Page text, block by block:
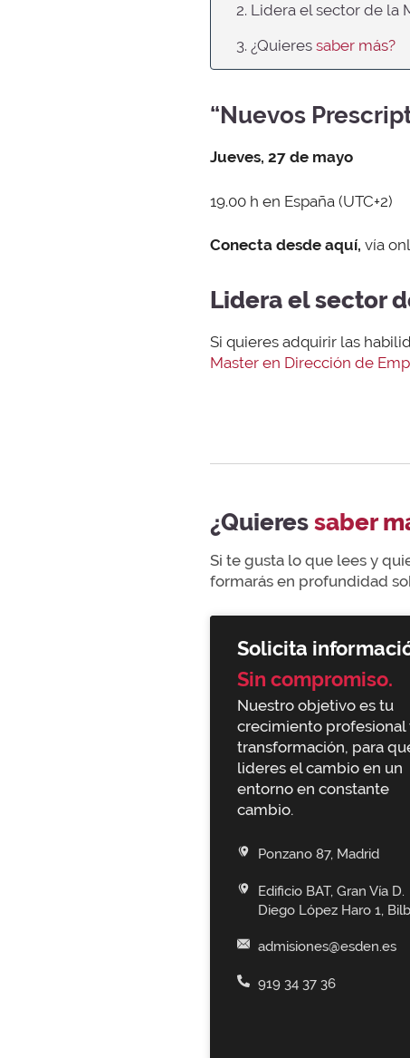
2. Lidera el sector de la
3. ¿Quieres saber más?
“Nuevos
Jueves, 27 de mayo
19.00 h en España (UTC+2)
Conecta desde aquí, vía
Lidera el sector
Si quieres adquirir las
Master en Dirección de
¿Quieressaber
Si te gusta lo que lees y
formarás en profundidad
Solicita
Sin compromiso.
Nuestro objetivo es tu
crecimiento profesional
transformación, para
lideres el cambio en un
entorno en constante
cambio.
Ponzano 87, Madrid
Edificio BAT, Gran Vía D.
Diego López Haro 1,
admisiones@esden.es
919 34 37 36